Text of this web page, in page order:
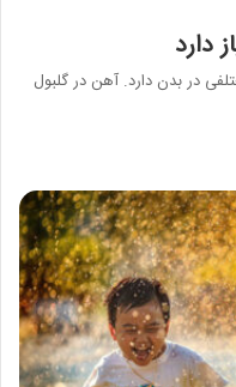
دارد
در بدن دارد. آهن در گلبول